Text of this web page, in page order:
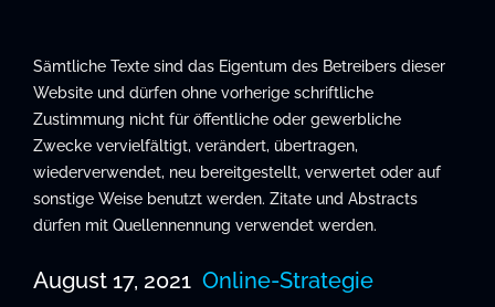
Sämtliche Texte sind das Eigentum des Betreibers dieser
Website und dürfen ohne vorherige schriftliche
Zustimmung nicht für öffentliche oder gewerbliche
Zwecke vervielfältigt, verändert, übertragen,
wiederverwendet, neu bereitgestellt, verwertet oder auf
sonstige Weise benutzt werden. Zitate und Abstracts
dürfen mit Quellennennung verwendet werden.
August 17, 2021 Online-Strategie